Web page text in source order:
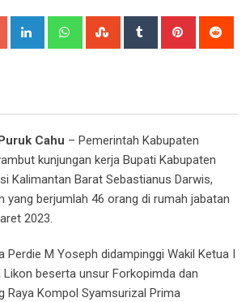
Google+ LinkedIn WhatsappStumbleUpon
Tumblr Pinterest
Cahu – Pemerintah Kabupaten
kunjungan kerja Bupati Kabupaten
Kalimantan Barat Sebastianus Darwis,
yang berjumlah 46 orang di rumah jabatan
2023.
Perdie M Yoseph didampinggi Wakil Ketua I
Likon beserta unsur Forkopimda dan
Raya Kompol Syamsurizal Prima